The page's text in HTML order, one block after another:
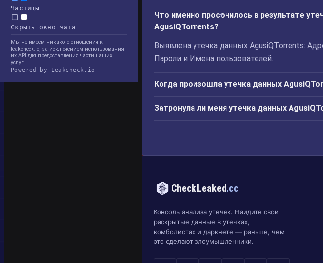
Частицы
Скрыть окно чата
Мы не имеем никакого отношения к
leakcheck.io, за исключением использования
их API для предоставления части наших
услуг.
Powered by Leakcheck.io
Что именно просочилось в результате
AgusiQTorrents?
Выявлена утечка данных AgusiQTorrents:
Пароли и Имена пользователей.
Когда произошла утечка данных
Затронула ли меня утечка данных
CheckLeaked.cc
Консоль анализа утечек. Найдите свои
раскрытые данные в утечках,
комболистах и даркнете — раньше, чем
это сделают злоумышленники.